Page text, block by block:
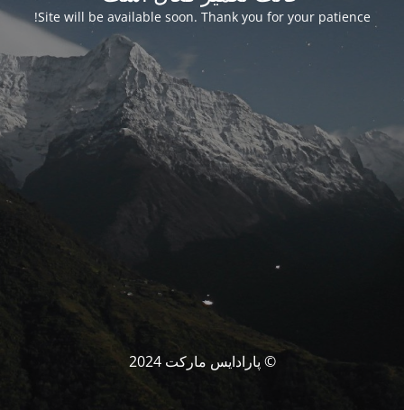
Site will be available soon. Thank you for your patience!
© پارادایس مارکت 2024